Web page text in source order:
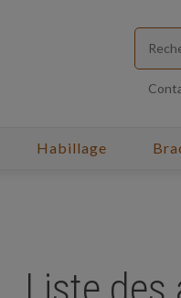
Habillage
Liste